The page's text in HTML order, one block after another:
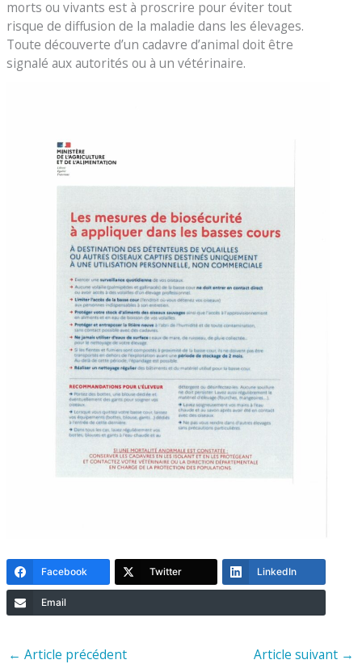
morts ou vivants est à proscrire pour éviter tout
risque de diffusion de la maladie dans les élevages.
Toute découverte d’un cadavre d’animal doit être
signalé aux autorités ou à un vétérinaire.
Facebook Twitter LinkedIn
Email
← Article précédent Article suivant →